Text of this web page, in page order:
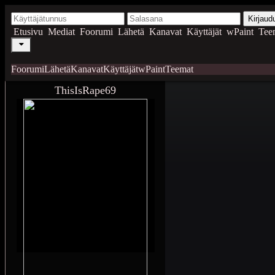
Etusivu Mediat Foorumi Lähetä Kanavat Käyttäjät wPaint
FoorumiLähetäKanavatKäyttäjätwPaintTeemat
ThisIsRape69